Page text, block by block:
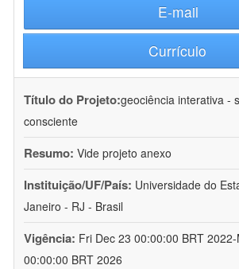
E-mail
Currículo
Título do Projeto:geociência interativa -
consciente
Resumo: Vide projeto anexo
Instituição/UF/País: Universidade do
Janeiro - RJ - Brasil
Vigência: Fri Dec 23 00:00:00 BRT
00:00:00 BRT 2026